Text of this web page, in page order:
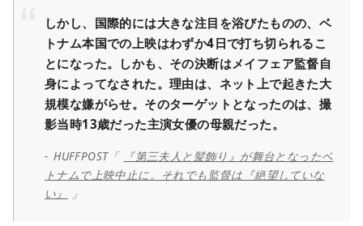
しかし、国際的には大きな注目を浴びたものの、ベ
トナム本国での上映はわずか4日で打ち切られるこ
とになった。しかも、その決断はメイフェア監督自
身によってなされた。理由は、ネット上で起きた大
規模な嫌がらせ。そのターゲットとなったのは、撮
影当時13歳だった主演女優の母親だった。
HUFFPOST「
『第三夫人と髪飾り』が舞台となったベ
トナムで上映中止に。それでも監督は『絶望していな
い』
」